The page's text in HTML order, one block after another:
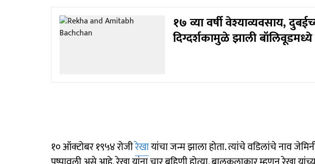
१७ व्या वर्षी वेश्याव्यवसाय,
दिग्दर्शकामुळे झाली बॉलिवूडमध्ये
१० ऑक्टोबर १९५४ रोजीरेखायांचा जन्म झाला होता. त्यांचे वडिलांचे नाव